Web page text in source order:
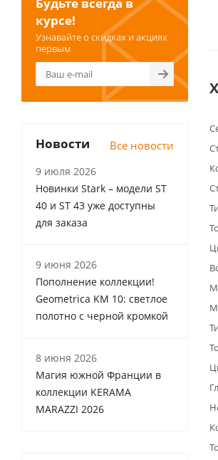
курсе!
Узнавайте о скидках и акциях
первым
Новости Все новости
9 июля 2026
Новинки Stark – модели ST
40 и ST 43 уже доступны
для заказа
9 июня 2026
Пополнение коллекции!
Geometrica KM 10: светлое
полотно с черной кромкой
8 июня 2026
Магия южной Франции в
коллекции KERAMA
MARAZZI 2026